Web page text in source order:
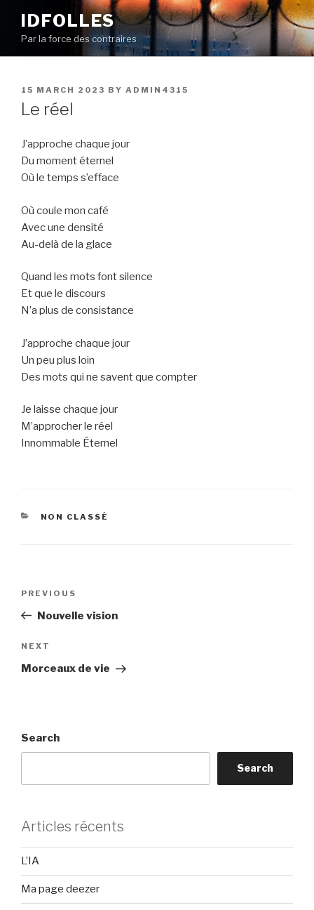
content
IDFOLLES
Par la force des contraires
POSTED
ON
15 MARCH 2023 BY ADMIN4315
Le réel
J’approche chaque jour
Du moment éternel
Où le temps s’efface
Où coule mon café
Avec une densité
Au-delà de la glace
Quand les mots font silence
Et que le discours
N’a plus de consistance
J’approche chaque jour
Un peu plus loin
Des mots qui ne savent que compter
Je laisse chaque jour
M’approcher le réel
Innommable Éternel
CATEGORIES
NON CLASSÉ
Previous
Post
PREVIOUS
Nouvelle vision
Next
Post
NEXT
Morceaux de vie
Search
Search
Articles récents
L’IA
Ma page deezer